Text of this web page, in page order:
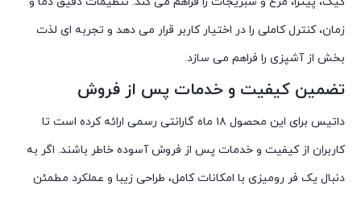
زمان، کنترل کاملی را در اختیار کاربر قرار می دهد و تجربه ای لذت
بخش از آشپزی را فراهم می سازد.
تضمین کیفیت و خدمات پس از فروش
داتیس برای این محصول ۱۸ ماه گارانتی رسمی ارائه کرده است تا
کاربران از کیفیت و خدمات پس از فروش آسوده خاطر باشند. اگر به
دنبال یک فر رومیزی با امکانات کامل، طراحی زیبا و عملکرد مطمئن